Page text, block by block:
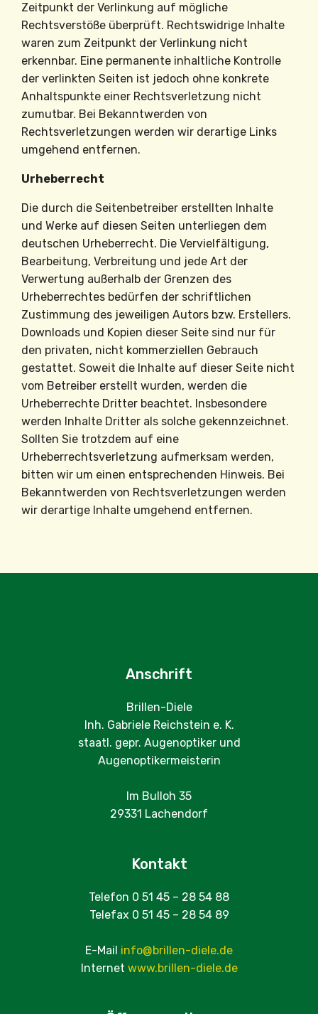
Zeitpunkt der Verlinkung auf mögliche
Rechtsverstöße überprüft. Rechtswidrige Inhalte
waren zum Zeitpunkt der Verlinkung nicht
erkennbar. Eine permanente inhaltliche Kontrolle
der verlinkten Seiten ist jedoch ohne konkrete
Anhaltspunkte einer Rechtsverletzung nicht
zumutbar. Bei Bekanntwerden von
Rechtsverletzungen werden wir derartige Links
umgehend entfernen.
Urheberrecht
Die durch die Seitenbetreiber erstellten Inhalte
und Werke auf diesen Seiten unterliegen dem
deutschen Urheberrecht. Die Vervielfältigung,
Bearbeitung, Verbreitung und jede Art der
Verwertung außerhalb der Grenzen des
Urheberrechtes bedürfen der schriftlichen
Zustimmung des jeweiligen Autors bzw. Erstellers.
Downloads und Kopien dieser Seite sind nur für
den privaten, nicht kommerziellen Gebrauch
gestattet. Soweit die Inhalte auf dieser Seite nicht
vom Betreiber erstellt wurden, werden die
Urheberrechte Dritter beachtet. Insbesondere
werden Inhalte Dritter als solche gekennzeichnet.
Sollten Sie trotzdem auf eine
Urheberrechtsverletzung aufmerksam werden,
bitten wir um einen entsprechenden Hinweis. Bei
Bekanntwerden von Rechtsverletzungen werden
wir derartige Inhalte umgehend entfernen.
Anschrift
Brillen-Diele
Inh. Gabriele Reichstein e. K.
staatl. gepr. Augenoptiker und
Augenoptikermeisterin
Im Bulloh 35
29331 Lachendorf
Kontakt
Telefon 0 51 45 – 28 54 88
Telefax 0 51 45 – 28 54 89
E-Mail info@brillen-diele.de
Internet www.brillen-diele.de